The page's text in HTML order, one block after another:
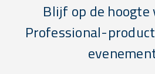
Blijf op de hoogte
Professional-